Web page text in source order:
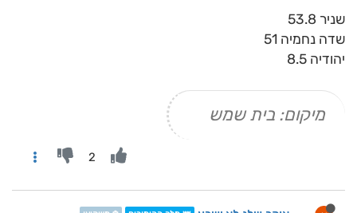
שניר 53.8
שדה נחמיה 51
יהודיה 8.5
מיקום: בית שמש
2